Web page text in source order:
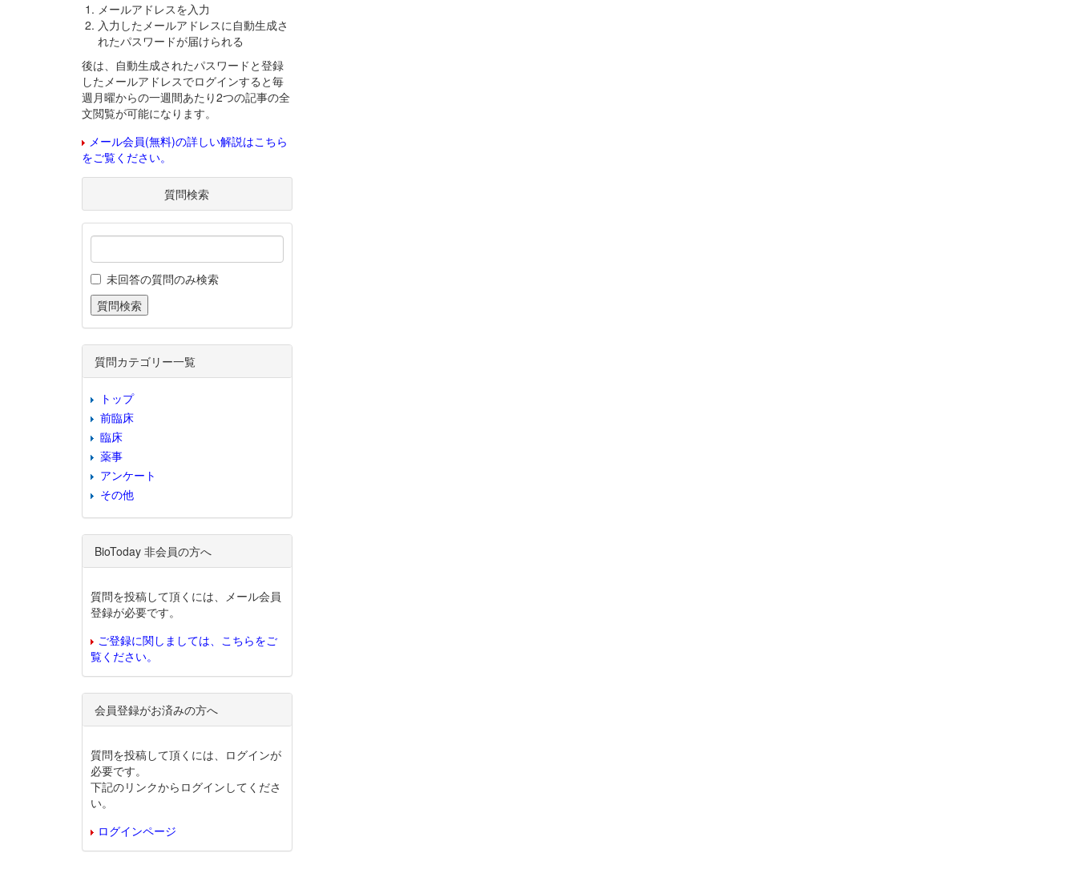
メールアドレスを入力
入力したメールアドレスに自動生成さ
れたパスワードが届けられる
後は、自動生成されたパスワードと登録
したメールアドレスでログインすると毎
週月曜からの一週間あたり2つの記事の全
文閲覧が可能になります。
メール会員(無料)の詳しい解説はこちら
をご覧ください。
質問検索
未回答の質問のみ検索
質問カテゴリー一覧
トップ
前臨床
臨床
薬事
アンケート
その他
BioToday 非会員の方へ
質問を投稿して頂くには、メール会員
登録が必要です。
ご登録に関しましては、こちらをご
覧ください。
会員登録がお済みの方へ
質問を投稿して頂くには、ログインが
必要です。
下記のリンクからログインしてくださ
い。
ログインページ